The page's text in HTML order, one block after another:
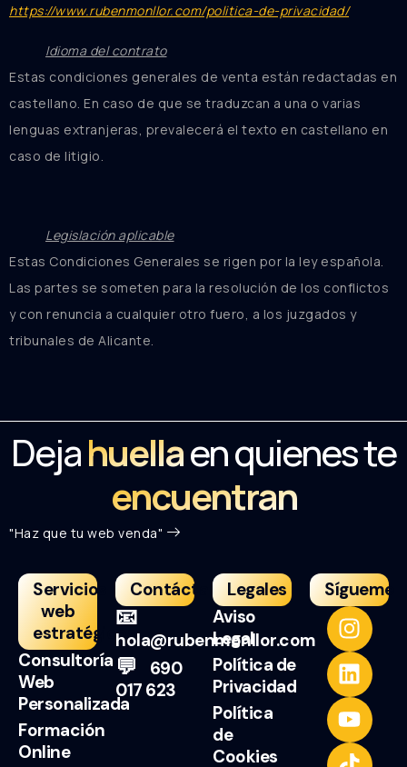
https://www.rubenmonllor.com/politica-de-privacidad/
Idioma del contrato
Estas condiciones generales de venta están redactadas en
castellano. En caso de que se traduzcan a una o varias
lenguas extranjeras, prevalecerá el texto en castellano en
caso de litigio.
Legislación aplicable
Estas Condiciones Generales se rigen por la ley española.
Las partes se someten para la resolución de los conflictos
y con renuncia a cualquier otro fuero, a los juzgados y
tribunales de Alicante.
Dejahuellaen quienes te
encuentran
"Haz que tu web venda"
Servicios
web
estratégicos
Consultoría
Web
Personalizada
Formación
Online
Contáctame
📧
hola@rubenmonllor.com
💬 690
017 623
Legales
Aviso
Legal
Política de
Privacidad
Política
de
Cookies
Sígueme